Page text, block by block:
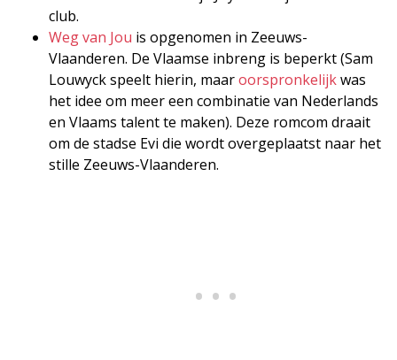
club.
Weg van Jou is opgenomen in Zeeuws-
Vlaanderen. De Vlaamse inbreng is beperkt (Sam
Louwyck speelt hierin, maaroorspronkelijkwas
het idee om meer een combinatie van Nederlands
en Vlaams talent te maken). Deze romcom draait
om de stadse Evi die wordt overgeplaatst naar het
stille Zeeuws-Vlaanderen.